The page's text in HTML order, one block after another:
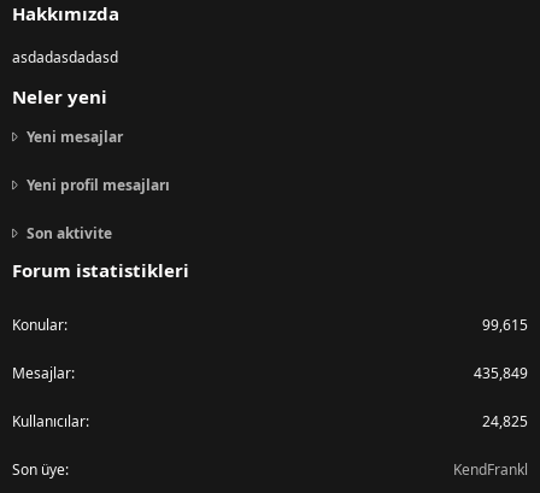
Hakkımızda
asdadasdadasd
Neler yeni
Yeni mesajlar
Yeni profil mesajları
Son aktivite
Forum istatistikleri
Konular 99,615
Mesajlar 435,849
Kullanıcılar 24,825
Son üye KendFrankl